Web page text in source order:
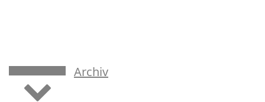
Archiv